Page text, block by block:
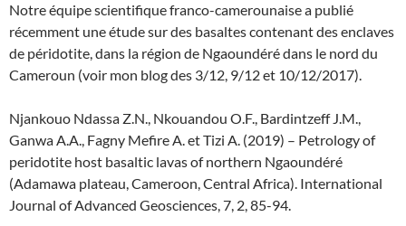
Notre équipe scientifique franco-camerounaise a publié
récemment une étude sur des basaltes contenant des enclaves
de péridotite, dans la région de Ngaoundéré dans le nord du
Cameroun (voir mon blog des 3/12, 9/12 et 10/12/2017).
Njankouo Ndassa Z.N., Nkouandou O.F., Bardintzeff J.M.,
Ganwa A.A., Fagny Mefire A. et Tizi A. (2019) – Petrology of
peridotite host basaltic lavas of northern Ngaoundéré
(Adamawa plateau, Cameroon, Central Africa). International
Journal of Advanced Geosciences, 7, 2, 85-94.